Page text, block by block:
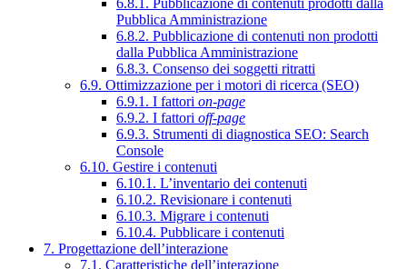
Pubblica Amministrazione
6.8.2. Pubblicazione di contenuti non prodotti
dalla Pubblica Amministrazione
6.8.3. Consenso dei soggetti ritratti
6.9. Ottimizzazione per i motori di ricerca (SEO)
6.9.1. I fattori on-page
6.9.2. I fattori off-page
6.9.3. Strumenti di diagnostica SEO: Search
Console
6.10. Gestire i contenuti
6.10.1. L’inventario dei contenuti
6.10.2. Revisionare i contenuti
6.10.3. Migrare i contenuti
6.10.4. Pubblicare i contenuti
7. Progettazione dell’interazione
7.1. Caratteristiche dell’interazione